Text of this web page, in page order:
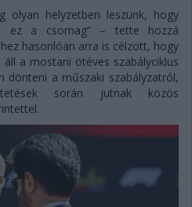
olyan helyzetben leszünk, hogy
ez a csomag” – tette hozzá
hasonlóan arra is célzott, hogy
a mostani ötéves szabályciklus
dönteni a műszaki szabályzatról,
során jutnak közös